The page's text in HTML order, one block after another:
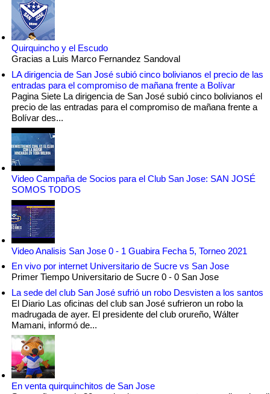
Quirquincho y el Escudo
Gracias a Luis Marco Fernandez Sandoval
LA dirigencia de San José subió cinco bolivianos el precio de las
entradas para el compromiso de mañana frente a Bolívar
Pagina Siete La dirigencia de San José subió cinco bolivianos el
precio de las entradas para el compromiso de mañana frente a
Bolívar des...
Video Campaña de Socios para el Club San Jose: SAN JOSÉ
SOMOS TODOS
Video Analisis San Jose 0 - 1 Guabira Fecha 5, Torneo 2021
En vivo por internet Universitario de Sucre vs San Jose
Primer Tiempo Universitario de Sucre 0 - 0 San Jose
La sede del club San José sufrió un robo Desvisten a los santos
El Diario Las oficinas del club san José sufrieron un robo la
madrugada de ayer. El presidente del club orureño, Wálter
Mamani, informó de...
En venta quirquinchitos de San Jose